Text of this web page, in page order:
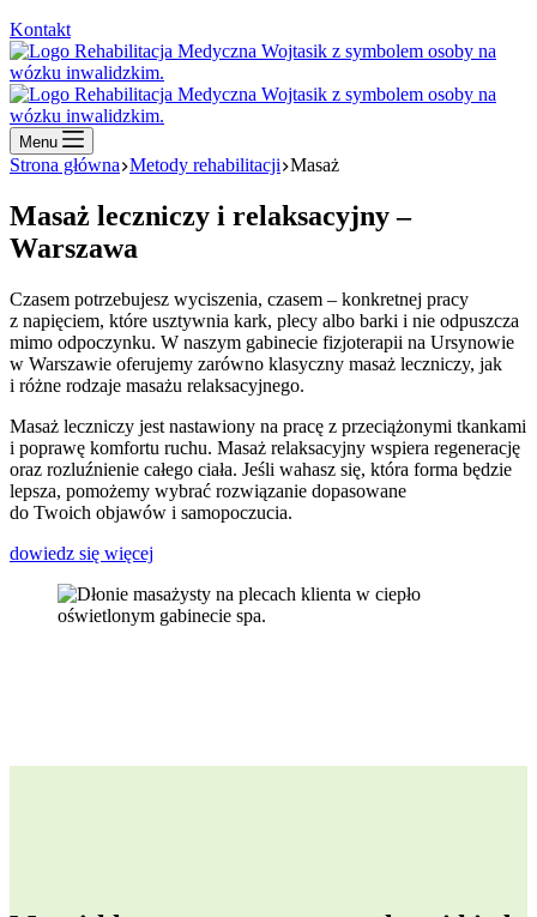
Kontakt
Menu
Strona główna Metody rehabilitacji Masaż
Masaż leczniczy i relaksacyjny –
Warszawa
Czasem potrzebujesz wyciszenia, czasem – konkretnej pracy
z napięciem, które usztywnia kark, plecy albo barki i nie odpuszcza
mimo odpoczynku. W naszym gabinecie fizjoterapii na Ursynowie
w Warszawie oferujemy zarówno klasyczny masaż leczniczy, jak
i różne rodzaje masażu relaksacyjnego.
Masaż leczniczy jest nastawiony na pracę z przeciążonymi tkankami
i poprawę komfortu ruchu. Masaż relaksacyjny wspiera regenerację
oraz rozluźnienie całego ciała. Jeśli wahasz się, która forma będzie
lepsza, pomożemy wybrać rozwiązanie dopasowane
do Twoich objawów i samopoczucia.
dowiedz się więcej